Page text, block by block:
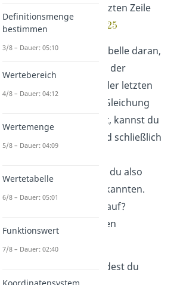
in der letzten Zeile
ablesenkannst:
Denke beim Lesen der Tabelle daran,
dass in der dritten Spalte der
und in der letzten
Spalte das Ergebnis der Gleichung
kennst, kannst du
berechnen und schließlich
Zeilenstufenform findest du also
ganz schnell deine Unbekannten.
Aber wie kommst du darauf?
Schauen wir uns dafür den
Die Zeilenstufenform findest du
Definitionsmenge
bestimmen
3/8 – Dauer: 05:10
Wertebereich
4/8 – Dauer: 04:12
Wertemenge
5/8 – Dauer: 04:09
Wertetabelle
6/8 – Dauer: 05:01
Funktionswert
7/8 – Dauer: 02:40
Koordinatensystem